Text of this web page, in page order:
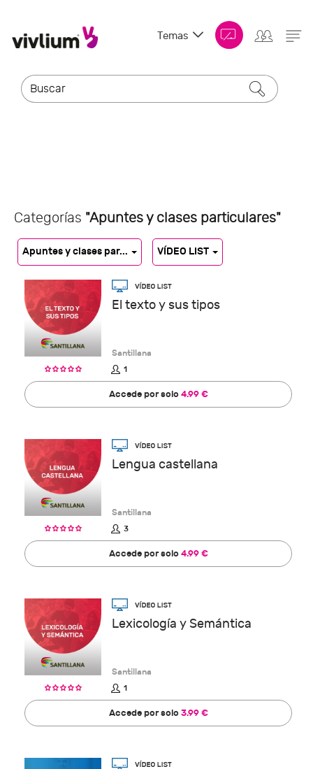
Temas
Categorías "Apuntes y clases particulares"
Apuntes y clases par... VÍDEO LIST
El texto y sus tipos
Santillana
1
Accede por solo4.99 €
Lengua castellana
Santillana
3
Accede por solo4.99 €
Lexicología y Semántica
Santillana
1
Accede por solo3.99 €